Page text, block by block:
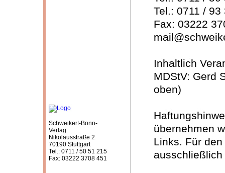
Schweikert-Bonn-
Verlag
Nikolausstraße 2
70190 Stuttgart
Tel.: 0711 / 50 51 215
Fax: 03222 3708 451
Tel.: 0711 / 93
Fax: 03222
Inhaltlich
MDStV: Gerd
oben)
übernehmen
Links. Für